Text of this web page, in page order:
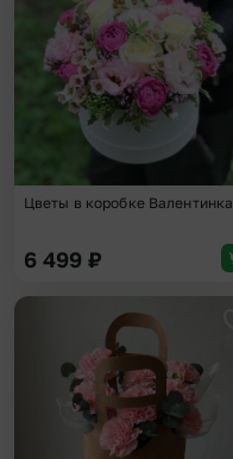
Цветы в коробке Валентинка
6 499 ₽